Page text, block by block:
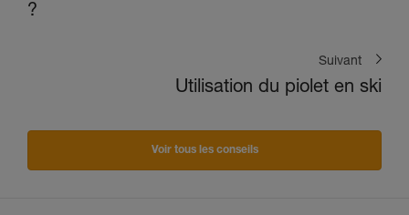
?
Suivant
Utilisation du piolet en ski
Voir tous les conseils